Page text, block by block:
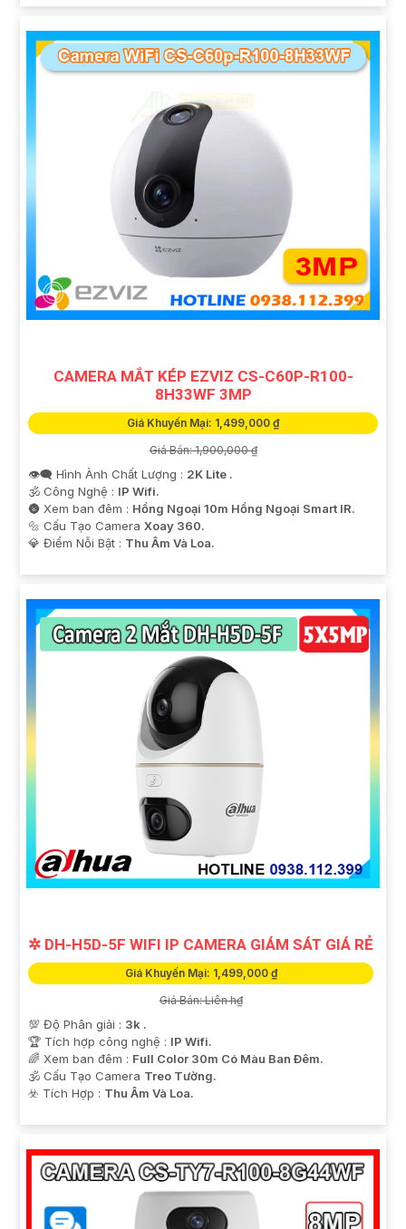
CAMERA MẮT KÉP EZVIZ CS-C60P-R100-
8H33WF 3MP
Giá Khuyến Mại: 1,499,000 ₫
Giá Bán: 1,900,000 ₫
👁️‍🗨 Hình Ành Chất Lượng : 2K Lite .
🕉️ Công Nghệ : IP Wifi.
🌚 Xem ban đêm : Hồng Ngoại 10m Hồng Ngoại Smart IR.
🔩 Cấu Tạo Camera Xoay 360.
️💎 Điểm Nỗi Bật : Thu Âm Và Loa.
✲ DH-H5D-5F WIFI IP CAMERA GIÁM SÁT GIÁ RẺ
Giá Khuyến Mại: 1,499,000 ₫
Giá Bán: Liên h₫
💯 Độ Phân giải : 3k .
🏆 Tích hợp công nghệ : IP Wifi.
🌈 Xem ban đêm : Full Color 30m Có Màu Ban Ðêm.
🕉️ Cấu Tạo Camera Treo Tường.
️☣️ Tích Hợp : Thu Âm Và Loa.